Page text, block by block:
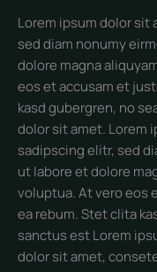
Lorem ipsum dolor
sed diam nonumy
dolore magna
eos et accusam et
kasd gubergren, no
dolor sit amet. Lorem
sadipscing elitr, sed
ut labore et dolore
voluptua. At vero eos
ea rebum. Stet clita
sanctus est Lorem
dolor sit amet,